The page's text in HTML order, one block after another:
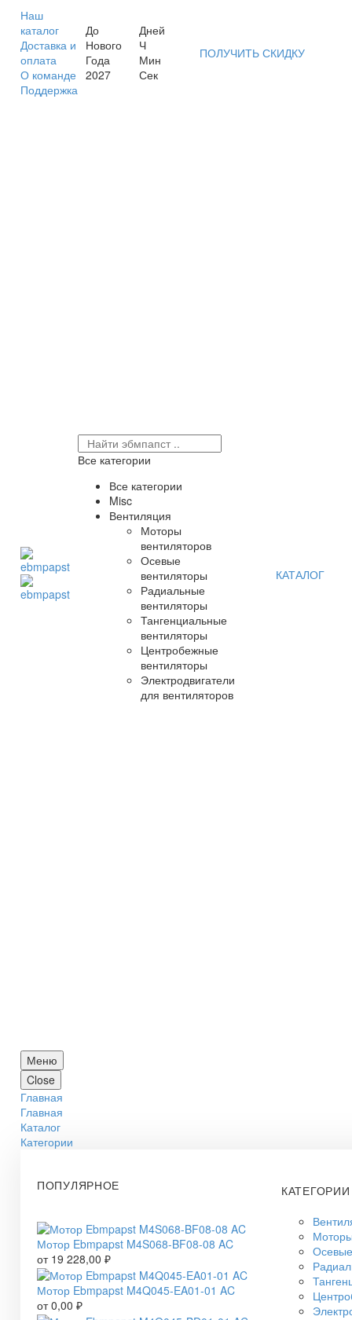
Наш
каталог
Доставка и
оплата
О команде
Поддержка
До
Нового
Года
2027
Дней
Ч
Мин
Сек
ПОЛУЧИТЬ СКИДКУ
Все категории
Все категории
Misc
Вентиляция
Моторы
вентиляторов
Осевые
вентиляторы
Радиальные
вентиляторы
Тангенциальные
вентиляторы
Центробежные
вентиляторы
Электродвигатели
для вентиляторов
КАТАЛОГ
Меню
Close
Главная
Главная
Каталог
Категории
ПОПУЛЯРНОЕ
Мотор Ebmpapst M4S068-BF08-08 AC
от 19 228,00 ₽
Мотор Ebmpapst M4Q045-EA01-01 AC
от0,00 ₽
КАТЕГОРИИ